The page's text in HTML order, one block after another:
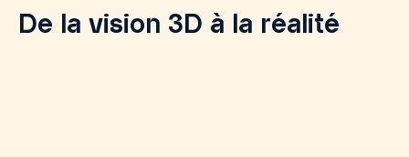
De la vision 3D à la réalité